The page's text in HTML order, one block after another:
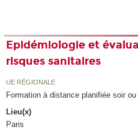
Epidémiologie et
risques sanitaires
UE RÉGIONALE
Formation à distance planifiée soir ou
Lieu(x)
Paris